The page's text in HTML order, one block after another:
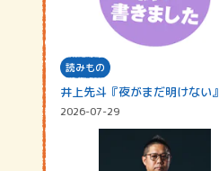
読みもの
井上先斗『夜がまだ明けない』
2026-07-29